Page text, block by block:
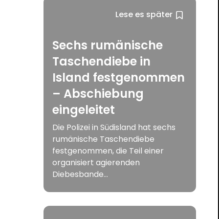
Lese es später
Sechs rumänische
Taschendiebe in
Island festgenommen
– Abschiebung
eingeleitet
Die Polizei in Südisland hat sechs
rumänische Taschendiebe
festgenommen, die Teil einer
organisiert agierenden
Diebesbande...